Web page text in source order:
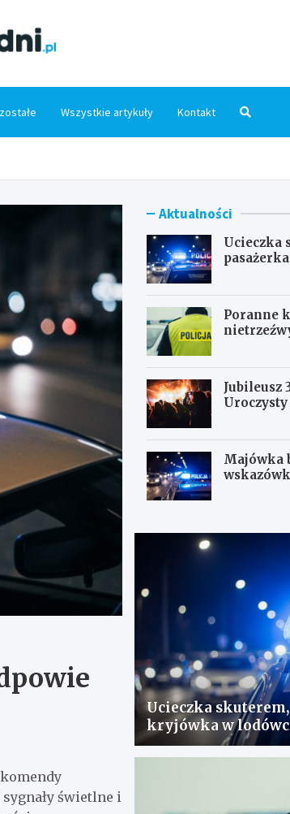
Wszystkie artykuły Kontakt
świetlne i
Aktualności
Ucieczka
Poranne
Jubileusz
Majówka
Ucieczka
kryjówka w